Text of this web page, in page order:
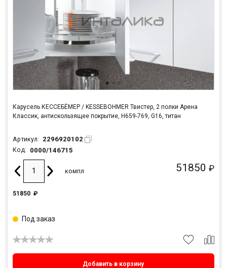
Карусель КЕССЕБЁМЕР / KESSEBOHMER Твистер, 2 полки Арена
Классик, антискользящее покрытие, H659-769, G16, титан
Артикул: 2296920102
Код: 0000/146715
51850 ₽
компл
51850 ₽
Добавить в корзину
Под заказ